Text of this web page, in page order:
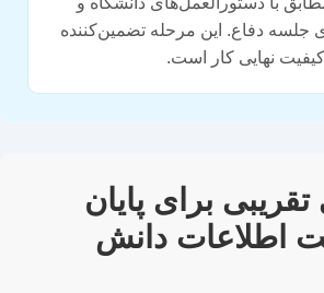
جلسه دفاع. این مرحله تضمین‌کننده
کیفیت نهایی کار است.
تقریبی برای پایان
اطلاعات دانش